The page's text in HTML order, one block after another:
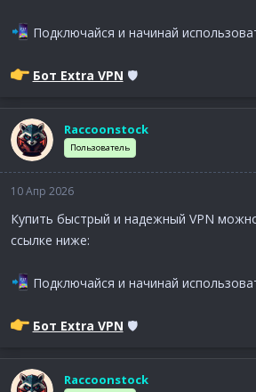
Подключайся и начинай
Бот Extra VPN 🛡
Raccoonstock
Пользователь
10 Апр 2026
Купить быстрый и надежный VPN
ссылке ниже:
Подключайся и начинай
Бот Extra VPN 🛡
Raccoonstock